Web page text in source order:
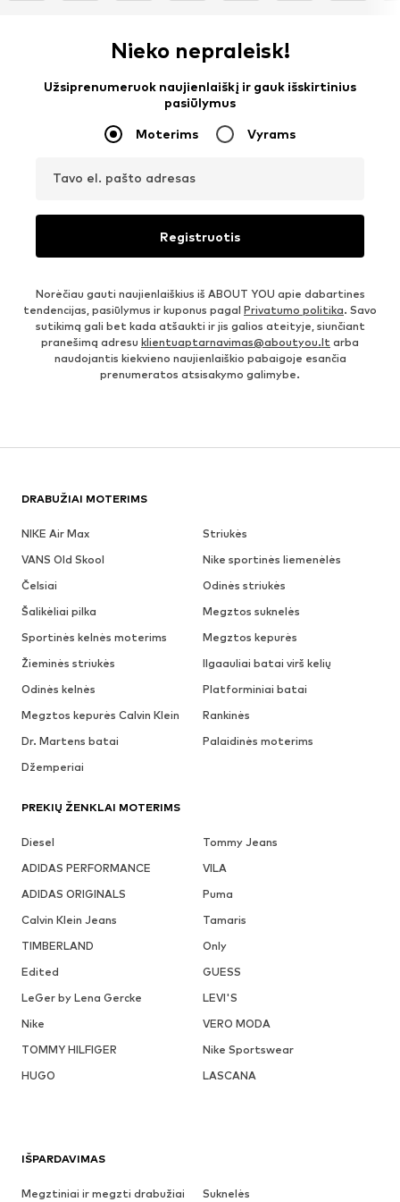
Nieko nepraleisk!
Užsiprenumeruok naujienlaiškį ir gauk išskirtinius
pasiūlymus
Moterims Vyrams
Tavo el. pašto adresas
Registruotis
Norėčiau gauti naujienlaiškius iš ABOUT YOU apie dabartines
tendencijas, pasiūlymus ir kuponus pagal Privatumo politika. Savo
sutikimą gali bet kada atšaukti ir jis galios ateityje, siunčiant
pranešimą adresu klientuaptarnavimas@aboutyou.lt arba
naudojantis kiekvieno naujienlaiškio pabaigoje esančia
prenumeratos atsisakymo galimybe.
DRABUŽIAI MOTERIMS
NIKE Air Max
Striukės
VANS Old Skool
Nike sportinės liemenėlės
Čelsiai
Odinės striukės
Šalikėliai pilka
Megztos suknelės
Sportinės kelnės moterims
Megztos kepurės
Žieminės striukės
Ilgaauliai batai virš kelių
Odinės kelnės
Platforminiai batai
Megztos kepurės Calvin Klein
Rankinės
Dr. Martens batai
Palaidinės moterims
Džemperiai
PREKIŲ ŽENKLAI MOTERIMS
Diesel
Tommy Jeans
ADIDAS PERFORMANCE
VILA
ADIDAS ORIGINALS
Puma
Calvin Klein Jeans
Tamaris
TIMBERLAND
Only
Edited
GUESS
LeGer by Lena Gercke
LEVI'S
Nike
VERO MODA
TOMMY HILFIGER
Nike Sportswear
HUGO
LASCANA
IŠPARDAVIMAS
Megztiniai ir megzti drabužiai
Suknelės